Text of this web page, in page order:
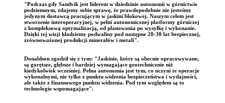
"Podczas gdy Sandvik jest liderem w dziedzinie autonomii w górnictwie
podziemnym, zdajemy sobie sprawę, że prawdopodobnie nie jesteśmy
jedynym dostawcą pracującym w jaskini blokowej. Naszym celem jest
stworzenie interoperacyjnej, w pełni autonomicznej platformy górniczej
z kompleksową optymalizacją, od planowania po wysyłkę i wykonanie.
Dzięki tej wizji kładziemy podwaliny pod następne 20-30 lat bezpiecznej,
zrównoważonej produkcji minerałów i metali".
Donaldson zgodził się z tym: "Jaskinie, które są obecnie opracowywane,
są gorętsze, głębsze i bardziej wymagające geotechnicznie niż
kiedykolwiek wcześniej. Pełna autonomia jest tym, co uczyni te operacje
wykonalnymi, nie tylko z punktu widzenia bezpieczeństwa i wydajności,
ale także z finansowego punktu widzenia. Pod tym względem są to
technologie wspomagające".